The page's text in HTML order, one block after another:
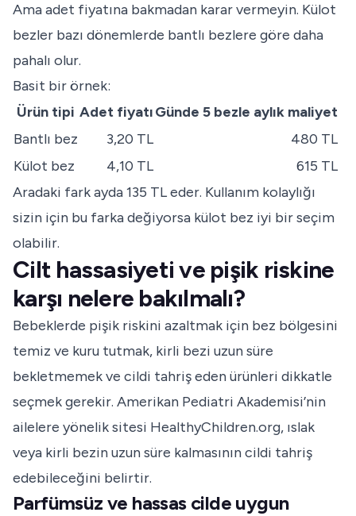
Ama adet fiyatına bakmadan karar vermeyin. Külot
bezler bazı dönemlerde bantlı bezlere göre daha
pahalı olur.
Basit bir örnek:
Ürün tipi Adet fiyatıGünde 5 bezle aylık maliyet
Bantlı bez
3,20 TL
480 TL
Külot bez
4,10 TL
615 TL
Aradaki fark ayda 135 TL eder. Kullanım kolaylığı
sizin için bu farka değiyorsa külot bez iyi bir seçim
olabilir.
Cilt hassasiyeti ve pişik riskine
karşı nelere bakılmalı?
Bebeklerde pişik riskini azaltmak için bez bölgesini
temiz ve kuru tutmak, kirli bezi uzun süre
bekletmemek ve cildi tahriş eden ürünleri dikkatle
seçmek gerekir. Amerikan Pediatri Akademisi’nin
ailelere yönelik sitesi HealthyChildren.org, ıslak
veya kirli bezin uzun süre kalmasının cildi tahriş
edebileceğini belirtir.
Parfümsüz ve hassas cilde uygun